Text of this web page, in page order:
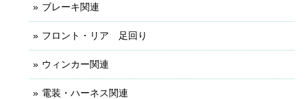
ブレーキ関連
フロント・リア 足回り
ウィンカー関連
電装・ハーネス関連